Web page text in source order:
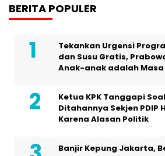
BERITA POPULER
Tekankan Urgensi
dan Susu Gratis,
Anak-anak adalah Masa
Ketua KPK Tanggapi
Ditahannya Sekjen
Karena Alasan Politik
Banjir Kepung Jakarta,